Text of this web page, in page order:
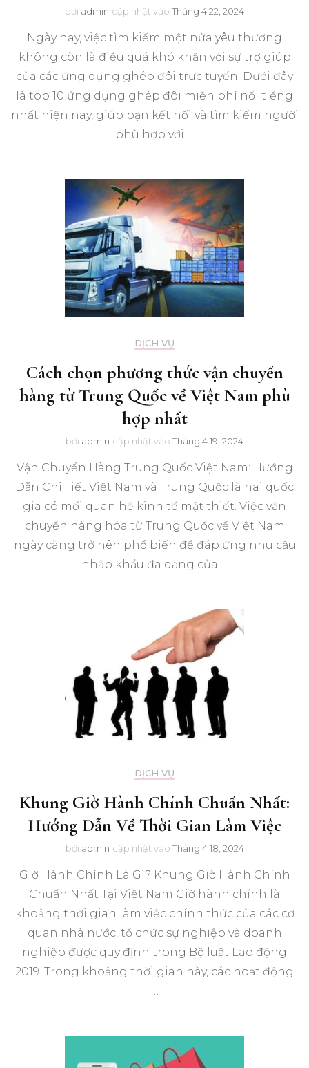
bởi admin cập nhật vào Tháng 4 22, 2024
Ngày nay, việc tìm kiếm một nửa yêu thương
không còn là điều quá khó khăn với sự trợ giúp
của các ứng dụng ghép đôi trực tuyến. Dưới đây
là top 10 ứng dụng ghép đôi miễn phí nổi tiếng
nhất hiện nay, giúp bạn kết nối và tìm kiếm người
phù hợp với …
DỊCH VỤ
Cách chọn phương thức vận chuyển
hàng từ Trung Quốc về Việt Nam phù
hợp nhất
bởi admin cập nhật vào Tháng 4 19, 2024
Vận Chuyển Hàng Trung Quốc Việt Nam: Hướng
Dẫn Chi Tiết Việt Nam và Trung Quốc là hai quốc
gia có mối quan hệ kinh tế mật thiết. Việc vận
chuyển hàng hóa từ Trung Quốc về Việt Nam
ngày càng trở nên phổ biến để đáp ứng nhu cầu
nhập khẩu đa dạng của …
DỊCH VỤ
Khung Giờ Hành Chính Chuẩn Nhất:
Hướng Dẫn Về Thời Gian Làm Việc
bởi admin cập nhật vào Tháng 4 18, 2024
Giờ Hành Chính Là Gì? Khung Giờ Hành Chính
Chuẩn Nhất Tại Việt Nam Giờ hành chính là
khoảng thời gian làm việc chính thức của các cơ
quan nhà nước, tổ chức sự nghiệp và doanh
nghiệp được quy định trong Bộ luật Lao động
2019. Trong khoảng thời gian này, các hoạt động
…